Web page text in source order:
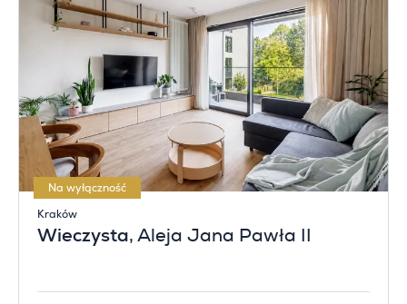
Na wyłączność
Kraków
Wieczysta, Aleja Jana Pawła II